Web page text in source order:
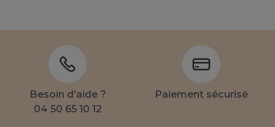
Besoin d'aide ?
04 50 65 10 12
Paiement sécurisé